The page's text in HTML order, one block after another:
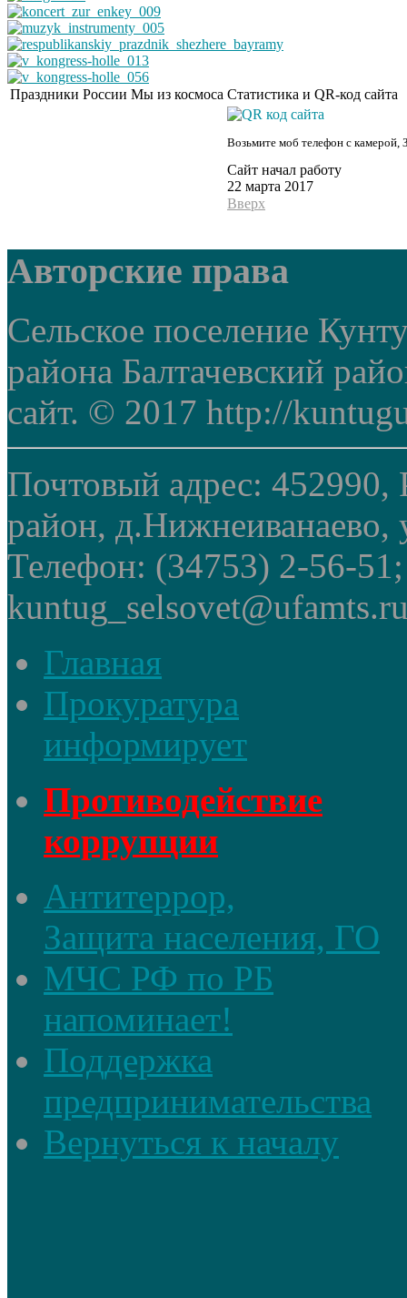
Праздники России Мы из космоса Статистика и QR-код сайта
Возьмите моб телефон с камерой,
Сайт начал работу
22 марта 2017
Вверх
Авторские права
Сельское поселение
района Балтачевский
сайт. © 2017 http://
Почтовый адрес: 452990,
район, д.Нижнеиванаево,
Телефон: (34753) 2-56-
Главная
Прокуратура
информирует
Противодействие
коррупции
Антитеррор,
Защита населения, ГО
МЧС РФ по РБ
напоминает!
Поддержка
предпринимательства
Вернуться к началу